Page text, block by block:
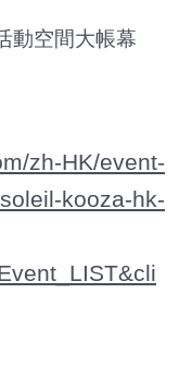
動空間大帳幕
zh-HK/event-
kooza-hk-